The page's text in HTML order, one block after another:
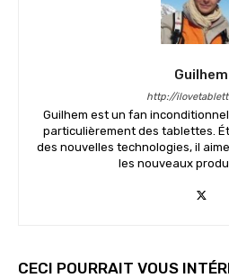
Guilhem
http://
Guilhem est un fan
particulièrement des tablettes.
des nouvelles technologies, il
les nouveaux
CECI POURRAIT VOUS